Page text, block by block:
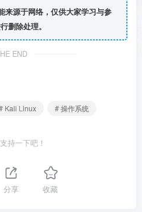
来源于网络，仅供大家学习与参
删除处理。
END
Kali Linux # 操作系统
持一下吧！
分享 收藏